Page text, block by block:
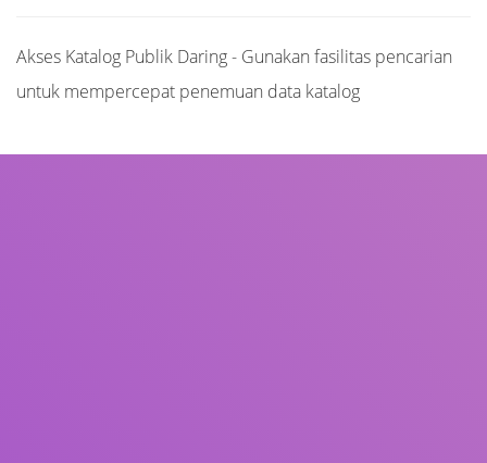
Akses Katalog Publik Daring - Gunakan fasilitas pencarian
untuk mempercepat penemuan data katalog